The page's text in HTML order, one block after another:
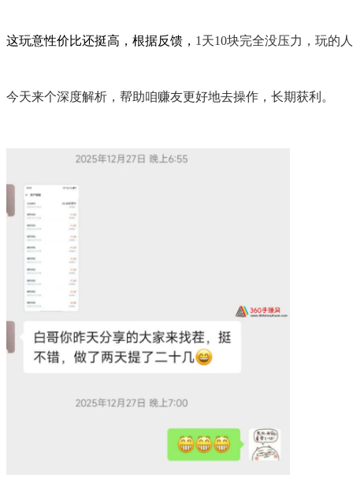
这玩意性价比还挺高，根据反馈， 1天10块完全没压力，玩的
今天来个深度解析，帮助咱赚友更好地去操作，长期获利。